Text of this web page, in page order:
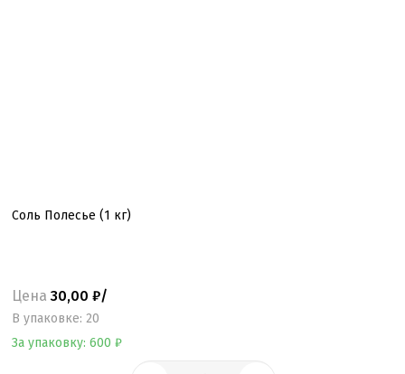
Cоль Полесье (1 кг)
Цена 30,00 ₽/
B упаковке: 20
За упаковку: 600 ₽